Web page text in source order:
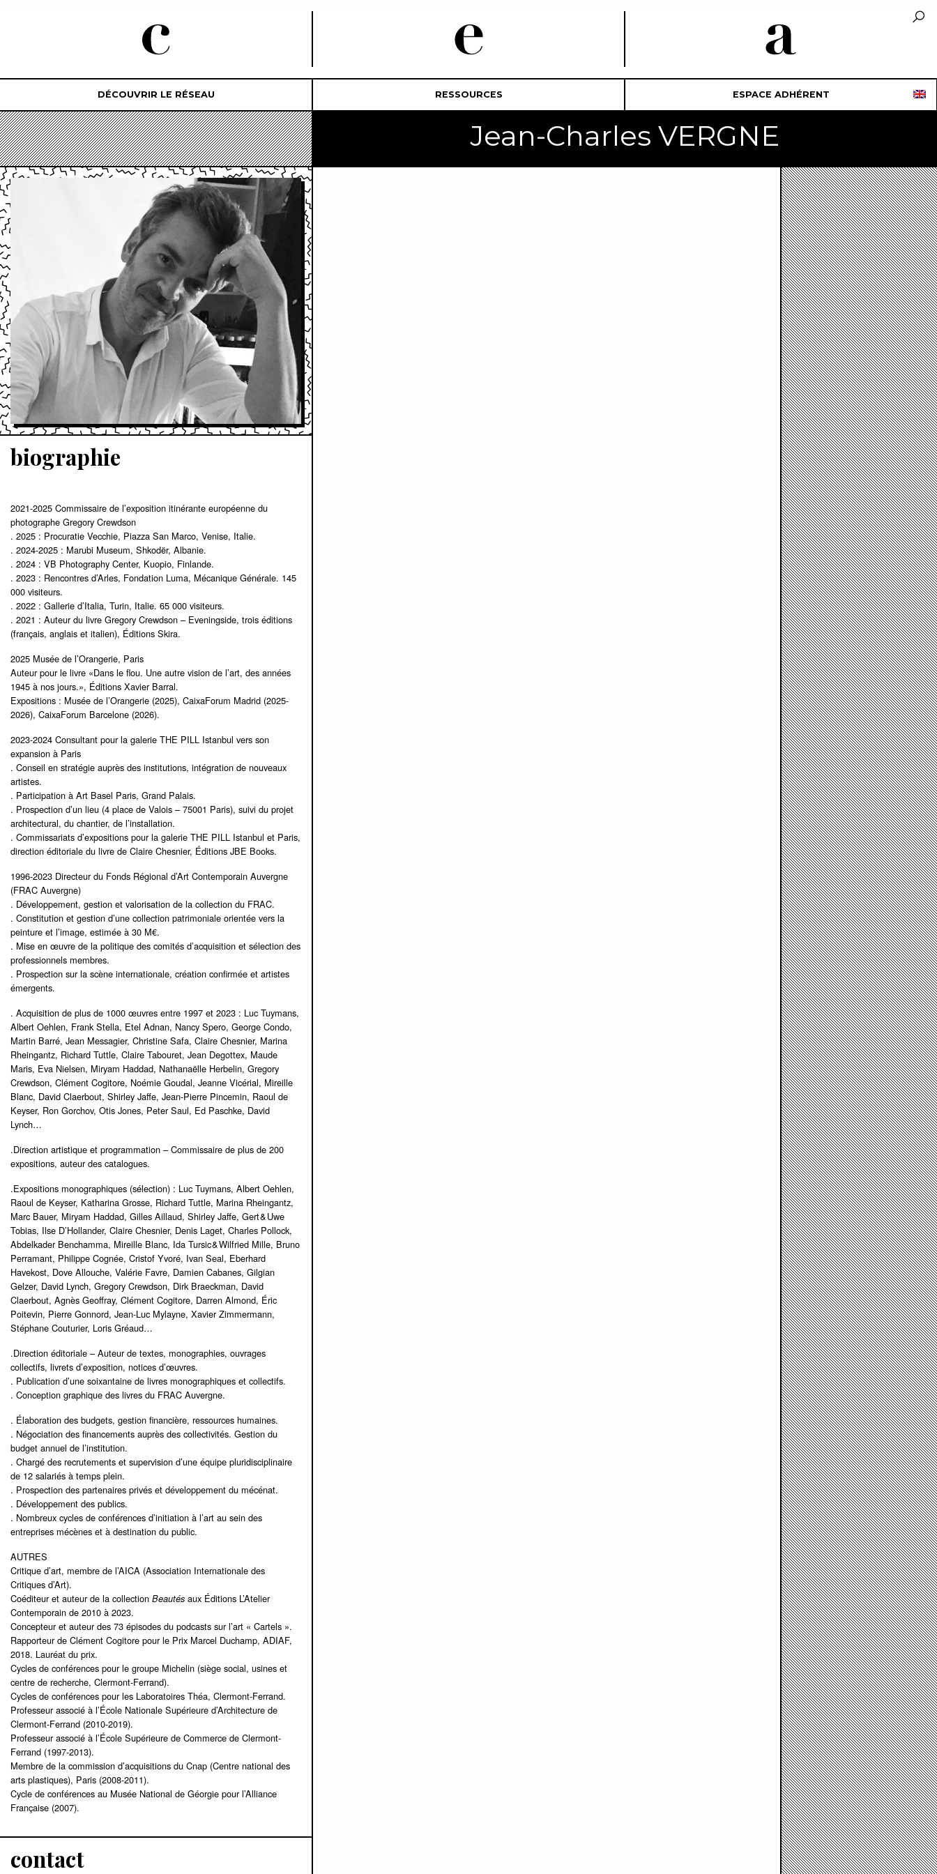
DÉCOUVRIR LE RÉSEAU RESSOURCES ESPACE ADHÉRENT
Jean-Charles VERGNE
biographie
2021-2025 Commissaire de l’exposition itinérante européenne du
photographe Gregory Crewdson
. 2025 : Procuratie Vecchie, Piazza San Marco, Venise, Italie.
. 2024-2025 : Marubi Museum, Shkodër, Albanie.
. 2024 : VB Photography Center, Kuopio, Finlande.
. 2023 : Rencontres d’Arles, Fondation Luma, Mécanique Générale. 145
000 visiteurs.
. 2022 : Gallerie d’Italia, Turin, Italie. 65 000 visiteurs.
. 2021 : Auteur du livre Gregory Crewdson – Eveningside, trois éditions
(français, anglais et italien), Éditions Skira.
2025 Musée de l’Orangerie, Paris
Auteur pour le livre «Dans le flou. Une autre vision de l’art, des années
1945 à nos jours.», Éditions Xavier Barral.
Expositions : Musée de l’Orangerie (2025), CaixaForum Madrid (2025-
2026), CaixaForum Barcelone (2026).
2023-2024 Consultant pour la galerie THE PILL Istanbul vers son
expansion à Paris
. Conseil en stratégie auprès des institutions, intégration de nouveaux
artistes.
. Participation à Art Basel Paris, Grand Palais.
. Prospection d’un lieu (4 place de Valois – 75001 Paris), suivi du projet
architectural, du chantier, de l’installation.
. Commissariats d’expositions pour la galerie THE PILL Istanbul et Paris,
direction éditoriale du livre de Claire Chesnier, Éditions JBE Books.
1996-2023 Directeur du Fonds Régional d’Art Contemporain Auvergne
(FRAC Auvergne)
. Développement, gestion et valorisation de la collection du FRAC.
. Constitution et gestion d’une collection patrimoniale orientée vers la
peinture et l’image, estimée à 30 M€.
. Mise en œuvre de la politique des comités d’acquisition et sélection des
professionnels membres.
. Prospection sur la scène internationale, création confirmée et artistes
émergents.
. Acquisition de plus de 1000 œuvres entre 1997 et 2023 : Luc Tuymans,
Albert Oehlen, Frank Stella, Etel Adnan, Nancy Spero, George Condo,
Martin Barré, Jean Messagier, Christine Safa, Claire Chesnier, Marina
Rheingantz, Richard Tuttle, Claire Tabouret, Jean Degottex, Maude
Maris, Eva Nielsen, Miryam Haddad, Nathanaëlle Herbelin, Gregory
Crewdson, Clément Cogitore, Noémie Goudal, Jeanne Vicérial, Mireille
Blanc, David Claerbout, Shirley Jaffe, Jean-Pierre Pincemin, Raoul de
Keyser, Ron Gorchov, Otis Jones, Peter Saul, Ed Paschke, David
Lynch…
.Direction artistique et programmation – Commissaire de plus de 200
expositions, auteur des catalogues.
.Expositions monographiques (sélection) : Luc Tuymans, Albert Oehlen,
Raoul de Keyser, Katharina Grosse, Richard Tuttle, Marina Rheingantz,
Marc Bauer, Miryam Haddad, Gilles Aillaud, Shirley Jaffe, Gert & Uwe
Tobias, Ilse D’Hollander, Claire Chesnier, Denis Laget, Charles Pollock,
Abdelkader Benchamma, Mireille Blanc, Ida Tursic & Wilfried Mille, Bruno
Perramant, Philippe Cognée, Cristof Yvoré, Ivan Seal, Eberhard
Havekost, Dove Allouche, Valérie Favre, Damien Cabanes, Gilgian
Gelzer, David Lynch, Gregory Crewdson, Dirk Braeckman, David
Claerbout, Agnès Geoffray, Clément Cogitore, Darren Almond, Éric
Poitevin, Pierre Gonnord, Jean-Luc Mylayne, Xavier Zimmermann,
Stéphane Couturier, Loris Gréaud…
.Direction éditoriale – Auteur de textes, monographies, ouvrages
collectifs, livrets d’exposition, notices d’œuvres.
. Publication d’une soixantaine de livres monographiques et collectifs.
. Conception graphique des livres du FRAC Auvergne.
. Élaboration des budgets, gestion financière, ressources humaines.
. Négociation des financements auprès des collectivités. Gestion du
budget annuel de l’institution.
. Chargé des recrutements et supervision d’une équipe pluridisciplinaire
de 12 salariés à temps plein.
. Prospection des partenaires privés et développement du mécénat.
. Développement des publics.
. Nombreux cycles de conférences d’initiation à l’art au sein des
entreprises mécènes et à destination du public.
AUTRES
Critique d’art, membre de l’AICA (Association Internationale des
Critiques d’Art).
Coéditeur et auteur de la collection Beautés aux Éditions L’Atelier
Contemporain de 2010 à 2023.
Concepteur et auteur des 73 épisodes du podcasts sur l’art « Cartels ».
Rapporteur de Clément Cogitore pour le Prix Marcel Duchamp, ADIAF,
2018. Lauréat du prix.
Cycles de conférences pour le groupe Michelin (siège social, usines et
centre de recherche, Clermont-Ferrand).
Cycles de conférences pour les Laboratoires Théa, Clermont-Ferrand.
Professeur associé à l’École Nationale Supérieure d’Architecture de
Clermont-Ferrand (2010-2019).
Professeur associé à l’École Supérieure de Commerce de Clermont-
Ferrand (1997-2013).
Membre de la commission d’acquisitions du Cnap (Centre national des
arts plastiques), Paris (2008-2011).
Cycle de conférences au Musée National de Géorgie pour l’Alliance
Française (2007).
contact